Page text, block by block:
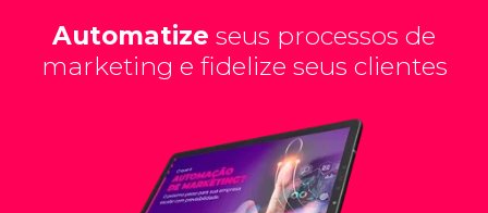
Automatize seus processos de
marketing e fidelize seus clientes